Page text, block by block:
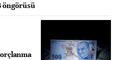
öngörüsü